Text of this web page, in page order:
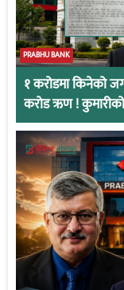
PRABHU BANK
१ करोडमा किनेको
करोड ऋण !